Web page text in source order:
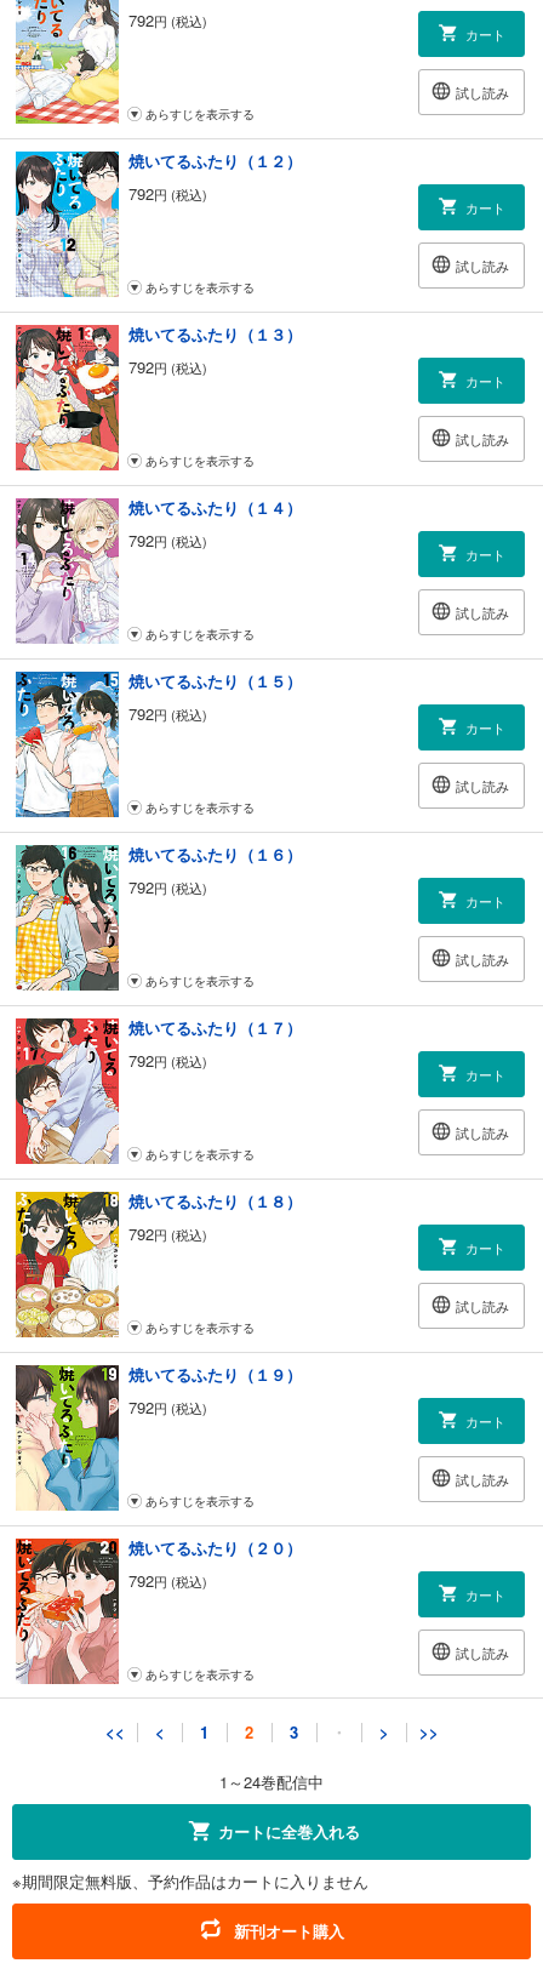
792円 (税込)
カート
試し読み
あらすじを表示する
焼いてるふたり（１２）
792円 (税込)
カート
試し読み
あらすじを表示する
焼いてるふたり（１３）
792円 (税込)
カート
試し読み
あらすじを表示する
焼いてるふたり（１４）
792円 (税込)
カート
試し読み
あらすじを表示する
焼いてるふたり（１５）
792円 (税込)
カート
試し読み
あらすじを表示する
焼いてるふたり（１６）
792円 (税込)
カート
試し読み
あらすじを表示する
焼いてるふたり（１７）
792円 (税込)
カート
試し読み
あらすじを表示する
焼いてるふたり（１８）
792円 (税込)
カート
試し読み
あらすじを表示する
焼いてるふたり（１９）
792円 (税込)
カート
試し読み
あらすじを表示する
焼いてるふたり（２０）
792円 (税込)
カート
試し読み
あらすじを表示する
焼いてるふたり（２１）
焼いてるふたり（２２）
円 (税込)
<< < 1 2 3 ・ > >>
1～24巻配信中
カートに全巻入れる
※期間限定無料版、予約作品はカートに入りません
新刊オート購入